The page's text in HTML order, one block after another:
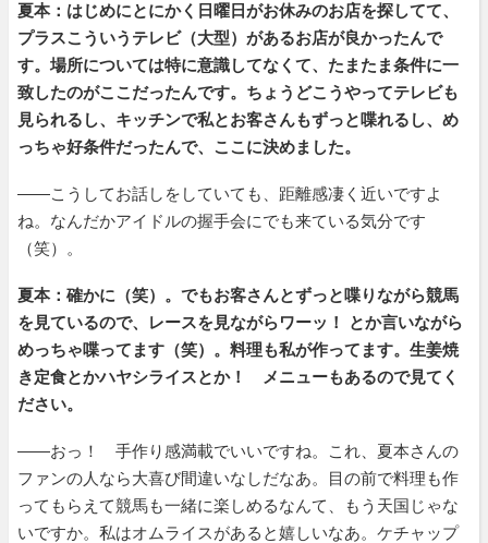
夏本：はじめにとにかく日曜日がお休みのお店を探してて、
プラスこういうテレビ（大型）があるお店が良かったんで
す。場所については特に意識してなくて、たまたま条件に一
致したのがここだったんです。ちょうどこうやってテレビも
見られるし、キッチンで私とお客さんもずっと喋れるし、め
っちゃ好条件だったんで、ここに決めました。
――こうしてお話しをしていても、距離感凄く近いですよ
ね。なんだかアイドルの握手会にでも来ている気分です
（笑）。
夏本：確かに（笑）。でもお客さんとずっと喋りながら競馬
を見ているので、レースを見ながらワーッ！ とか言いながら
めっちゃ喋ってます（笑）。料理も私が作ってます。生姜焼
き定食とかハヤシライスとか！ メニューもあるので見てく
ださい。
――おっ！ 手作り感満載でいいですね。これ、夏本さんの
ファンの人なら大喜び間違いなしだなあ。目の前で料理も作
ってもらえて競馬も一緒に楽しめるなんて、もう天国じゃな
いですか。私はオムライスがあると嬉しいなあ。ケチャップ